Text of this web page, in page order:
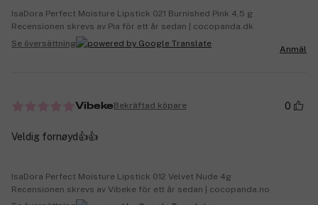
IsaDora Perfect Moisture Lipstick 021 Burnished Pink 4,5 g
Recensionen skrevs av Pia för ett år sedan | cocopanda.dk
Se översättning
Anmäl
VibekeBekräftad köpare 0
Veldig fornøyd👍👍
IsaDora Perfect Moisture Lipstick 012 Velvet Nude 4g
Recensionen skrevs av Vibeke för ett år sedan | cocopanda.no